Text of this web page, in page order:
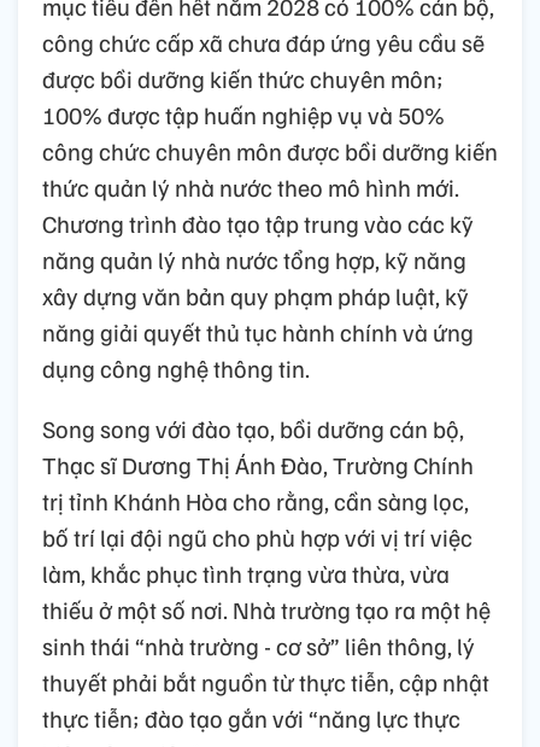
mục tiêu đến hết năm 2028 có 100% cán bộ,
công chức cấp xã chưa đáp ứng yêu cầu sẽ
được bồi dưỡng kiến thức chuyên môn;
100% được tập huấn nghiệp vụ và 50%
công chức chuyên môn được bồi dưỡng kiến
thức quản lý nhà nước theo mô hình mới.
Chương trình đào tạo tập trung vào các kỹ
năng quản lý nhà nước tổng hợp, kỹ năng
xây dựng văn bản quy phạm pháp luật, kỹ
năng giải quyết thủ tục hành chính và ứng
dụng công nghệ thông tin.
Song song với đào tạo, bồi dưỡng cán bộ,
Thạc sĩ Dương Thị Ánh Đào, Trường Chính
trị tỉnh Khánh Hòa cho rằng, cần sàng lọc,
bố trí lại đội ngũ cho phù hợp với vị trí việc
làm, khắc phục tình trạng vừa thừa, vừa
thiếu ở một số nơi. Nhà trường tạo ra một hệ
sinh thái “nhà trường - cơ sở” liên thông, lý
thuyết phải bắt nguồn từ thực tiễn, cập nhật
thực tiễn; đào tạo gắn với “năng lực thực